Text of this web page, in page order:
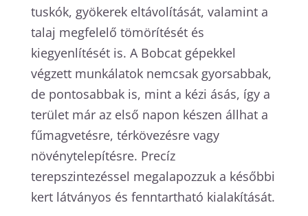
tuskók, gyökerek eltávolítását, valamint a
talaj megfelelő tömörítését és
kiegyenlítését is. A Bobcat gépekkel
végzett munkálatok nemcsak gyorsabbak,
de pontosabbak is, mint a kézi ásás, így a
terület már az első napon készen állhat a
fűmagvetésre, térkövezésre vagy
növénytelepítésre. Precíz
terepszintezéssel megalapozzuk a későbbi
kert látványos és fenntartható kialakítását.